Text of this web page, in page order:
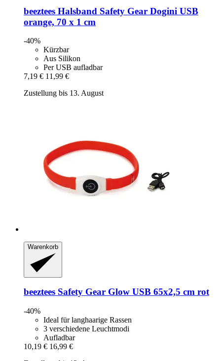
beeztees Halsband Safety Gear Dogini USB
orange, 70 x 1 cm
-40%
Kürzbar
Aus Silikon
Per USB aufladbar
7,19 € 11,99 €
Zustellung bis 13. August
Warenkorb
beeztees Safety Gear Glow USB 65x2,5 cm rot
-40%
Ideal für langhaarige Rassen
3 verschiedene Leuchtmodi
Aufladbar
10,19 € 16,99 €